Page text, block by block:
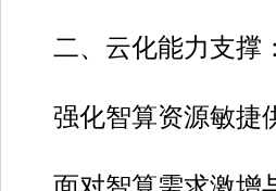
二、云化能力支撑：
强化智算资源敏捷